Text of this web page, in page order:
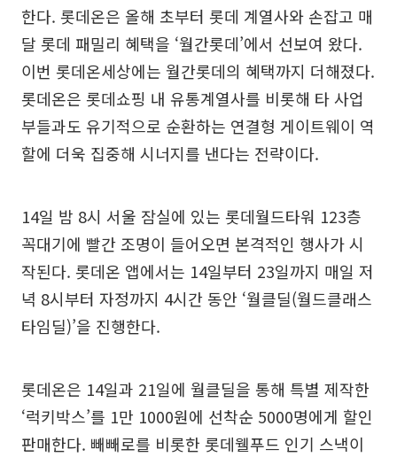
한다. 롯데온은 올해 초부터 롯데 계열사와 손잡고 매
달 롯데 패밀리 혜택을 ‘월간롯데’에서 선보여 왔다.
이번 롯데온세상에는 월간롯데의 혜택까지 더해졌다.
롯데온은 롯데쇼핑 내 유통계열사를 비롯해 타 사업
부들과도 유기적으로 순환하는 연결형 게이트웨이 역
할에 더욱 집중해 시너지를 낸다는 전략이다.
14일 밤 8시 서울 잠실에 있는 롯데월드타워 123층
꼭대기에 빨간 조명이 들어오면 본격적인 행사가 시
작된다. 롯데온 앱에서는 14일부터 23일까지 매일 저
녁 8시부터 자정까지 4시간 동안 ‘월클딜(월드클래스
타임딜)’을 진행한다.
롯데온은 14일과 21일에 월클딜을 통해 특별 제작한
‘럭키박스’를 1만 1000원에 선착순 5000명에게 할인
판매한다. 빼빼로를 비롯한 롯데웰푸드 인기 스낵이